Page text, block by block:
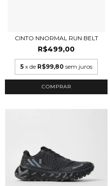
CINTO NNORMAL RUN BELT
R$499,00
5 x de R$99,80 sem juros
COMPRAR